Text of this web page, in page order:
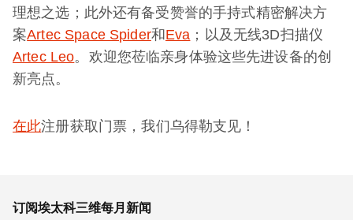
理想之选；此外还有备受赞誉的手持式精密解决方
案Artec Space Spider和Eva ；以及无线3D扫描仪
Artec Leo。欢迎您莅临亲身体验这些先进设备的创
新亮点。
在此注册获取门票，我们乌得勒支见！
订阅埃太科三维每月新闻